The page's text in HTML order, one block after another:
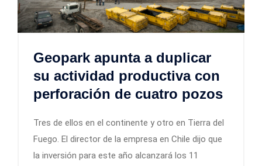
Geopark apunta a duplicar
su actividad productiva con
perforación de cuatro pozos
Tres de ellos en el continente y otro en Tierra del
Fuego. El director de la empresa en Chile dijo que
la inversión para este año alcanzará los 11